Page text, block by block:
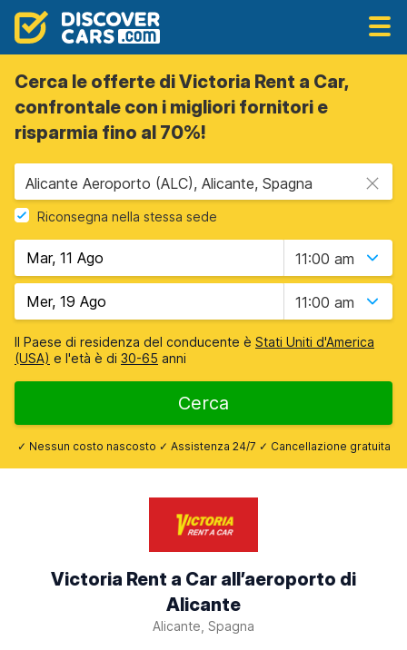
Cerca le offerte di Victoria Rent a Car,
confrontale con i migliori fornitori e
risparmia fino al 70%!
Alicante Aeroporto (ALC), Alicante, Spagna
Riconsegna nella stessa sede
11:00 am
11:00 am
Il Paese di residenza del conducente è Stati Uniti d'America
(USA) e l'età è di 30-65 anni
Cerca
✓ Nessun costo nascosto ✓ Assistenza 24/7 ✓ Cancellazione gratuita
Victoria Rent a Car all’aeroporto di
Alicante
Alicante, Spagna